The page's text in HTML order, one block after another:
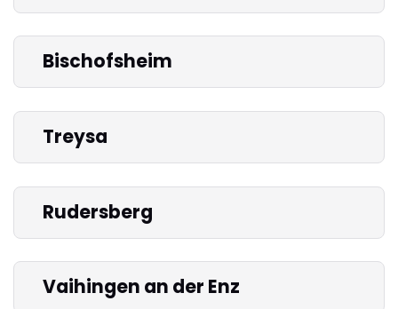
Bischofsheim
Treysa
Rudersberg
Vaihingen an der Enz